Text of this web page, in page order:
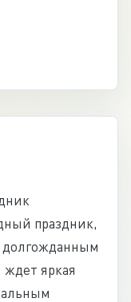
праздник,
долгожданным
яркая